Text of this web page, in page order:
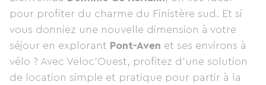
pour profiter du charme du Finistère sud. Et si
vous donniez une nouvelle dimension à votre
séjour en explorant Pont-Aven et ses environs à
vélo ? Avec Veloc’Ouest, profitez d’une solution
de location simple et pratique pour partir à la